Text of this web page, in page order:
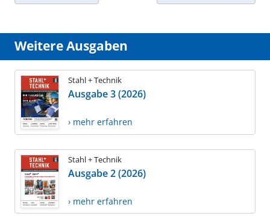
Weitere Ausgaben
Stahl + Technik
Ausgabe 3 (2026)
› mehr erfahren
Stahl + Technik
Ausgabe 2 (2026)
› mehr erfahren